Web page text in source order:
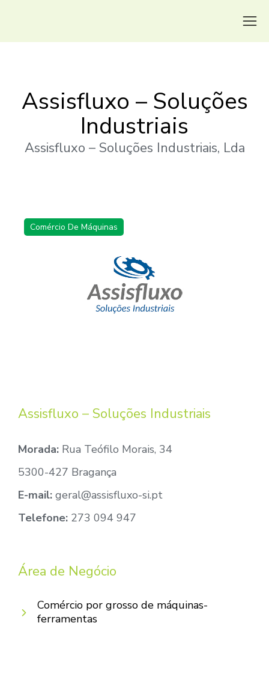
Assisfluxo – Soluções
Industriais
Assisfluxo – Soluções Industriais, Lda
Comércio De Máquinas
Assisfluxo – Soluções Industriais
Morada: Rua Teófilo Morais, 34
5300-427 Bragança
E-mail: geral@assisfluxo-si.pt
Telefone: 273 094 947
Área de Negócio
Comércio por grosso de máquinas-
ferramentas